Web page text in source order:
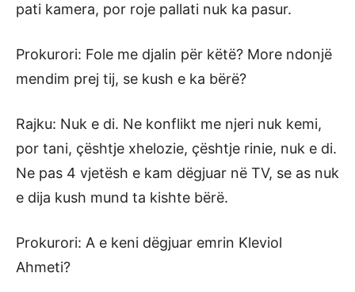
pati kamera, por roje pallati nuk ka pasur.
Prokurori: Fole me djalin për këtë? More ndonjë
mendim prej tij, se kush e ka bërë?
Rajku: Nuk e di. Ne konflikt me njeri nuk kemi,
por tani, çështje xhelozie, çështje rinie, nuk e di.
Ne pas 4 vjetësh e kam dëgjuar në TV, se as nuk
e dija kush mund ta kishte bërë.
Prokurori: A e keni dëgjuar emrin Kleviol
Ahmeti?